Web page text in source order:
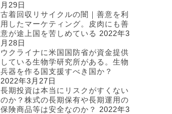
月29日
古着回収リサイクルの闇｜善意を利
用したマーケティング。皮肉にも善
意が途上国を苦しめている 2022年3
月28日
ウクライナに米国国防省が資金提供
している生物学研究所がある。生物
兵器を作る国支援すべき国か？
2022年3月27日
長期投資は本当にリスクがすくない
のか？株式の長期保有や長期運用の
保険商品等は安全なのか？
2022年3